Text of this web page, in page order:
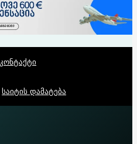
კონტაქტი
საიტის დამატება